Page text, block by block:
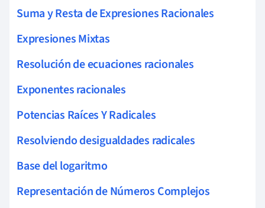
Suma y Resta de Expresiones Racionales
Expresiones Mixtas
Resolución de ecuaciones racionales
Exponentes racionales
Potencias Raíces Y Radicales
Resolviendo desigualdades radicales
Base del logaritmo
Representación de Números Complejos